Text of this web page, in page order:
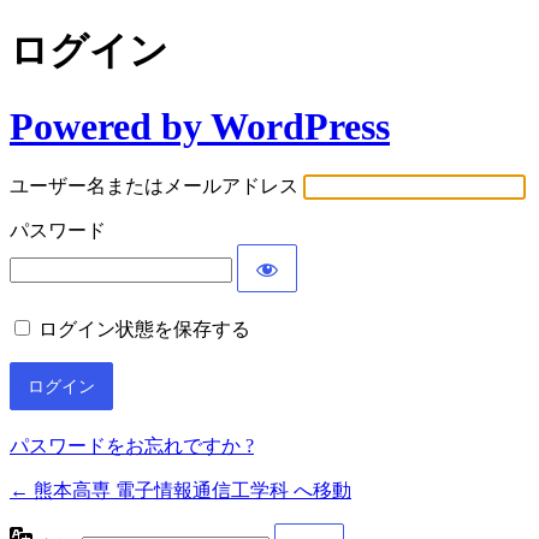
ログイン
Powered by WordPress
ユーザー名またはメールアドレス
パスワード
ログイン状態を保存する
パスワードをお忘れですか ?
← 熊本高専 電子情報通信工学科 へ移動